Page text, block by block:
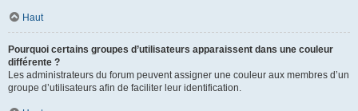
Haut
Pourquoi certains groupes d’utilisateurs apparaissent dans une couleur
différente ?
Les administrateurs du forum peuvent assigner une couleur aux membres d’un
groupe d’utilisateurs afin de faciliter leur identification.